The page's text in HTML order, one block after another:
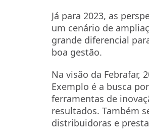
Já para 2023, as
um cenário de
grande diferencial
boa gestão.
Na visão da Febrafar,
Exemplo é a busca
ferramentas de
resultados. Também
distribuidoras e